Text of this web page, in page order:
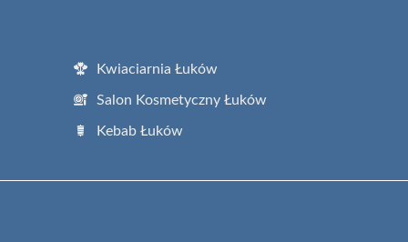
Kwiaciarnia Łuków
Salon Kosmetyczny Łuków
Kebab Łuków